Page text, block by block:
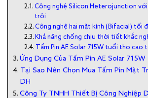
Công nghệ Silicon Heterojunction
trội
Công nghệ hai mặt kính (Bifacial) tối
Khả năng chống chịu thời tiết khắc
Tấm Pin AE Solar 715W tuổi thọ cao
Ứng Dụng Của Tấm Pin AE Solar 715W
Tại Sao Nên Chọn Mua Tấm Pin Mặt
DH
Công Ty TNHH Thiết Bị Công Nghiệp